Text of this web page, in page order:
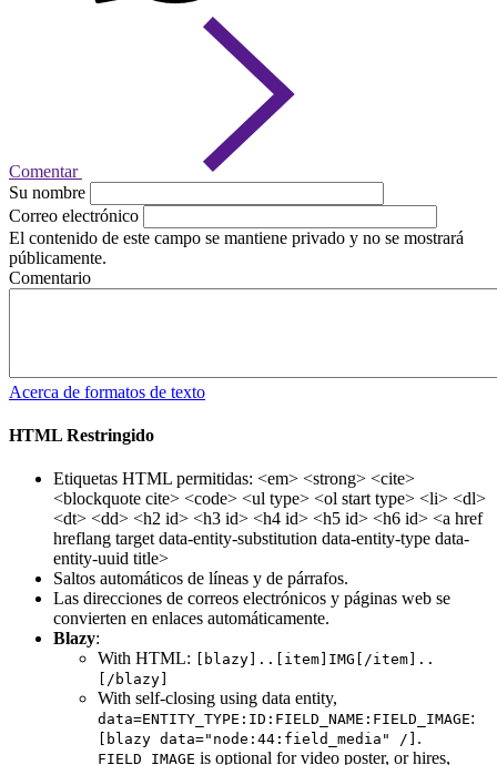
Comentar
Su nombre
Correo electrónico
El contenido de este campo se mantiene privado y no se mostrará
públicamente.
Comentario
Acerca de formatos de texto
HTML Restringido
Etiquetas HTML permitidas: <em> <strong> <cite>
<blockquote cite> <code> <ul type> <ol start type> <li> <dl>
<dt> <dd> <h2 id> <h3 id> <h4 id> <h5 id> <h6 id> <a href
hreflang target data-entity-substitution data-entity-type data-
entity-uuid title>
Saltos automáticos de líneas y de párrafos.
Las direcciones de correos electrónicos y páginas web se
convierten en enlaces automáticamente.
Blazy:
With HTML:
[blazy]..[item]IMG[/item]..
[/blazy]
With self-closing using data entity,
data=ENTITY_TYPE:ID:FIELD_NAME:FIELD_IMAGE:
[blazy data="node:44:field_media" /] .
FIELD_IMAGE is optional for video poster, or hires,